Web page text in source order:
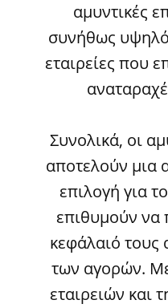
αμυντικές
συνήθως
εταιρείες που
Συνολικά, οι
αποτελούν μια
επιλογή για
επιθυμούν να
κεφάλαιό τους
των αγορών.
εταιρειών και